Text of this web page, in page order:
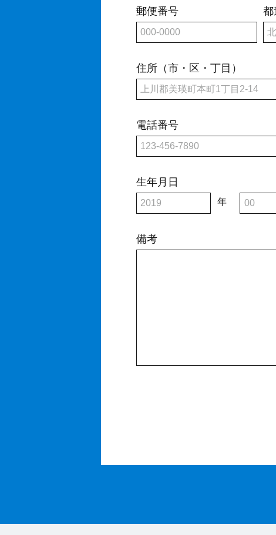
郵便番号 都
住所（市・区・丁目）
電話番号
生年月日
年
備考